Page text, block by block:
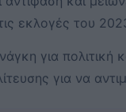
εκλογές του
για πολιτική
για να